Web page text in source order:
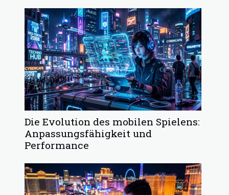
Die Evolution des mobilen Spielens:
Anpassungsfähigkeit und
Performance